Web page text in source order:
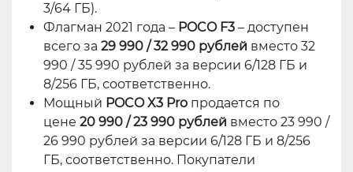
3/64 ГБ).
Флагман 2021 года – POCO F3 – доступен
всего за 29 990 / 32 990 рублей вместо 32
990 / 35 990 рублей за версии 6/128 ГБ и
8/256 ГБ, соответственно.
Мощный POCO X3 Pro продается по
цене 20 990 / 23 990 рублей вместо 23 990 /
26 990 рублей за версии 6/128 ГБ и 8/256
ГБ, соответственно. Покупатели